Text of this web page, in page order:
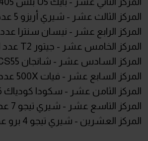
المركز الثالث عشر - شيري أريزو 5 عدد 396 سيارة
المركز الرابع عشر - نيسان سنترا عدد 386 سيارة
المركز الخامس عشر - جيتور T2 عدد 381 سيارة
المركز السادس عشر - شانجان CS55 بلس 359 سيارة
المركز السابع عشر - فيات 500X عدد 358 سيارة
المركز الثامن عشر - سكودا كودياك 326 سيارة
المركز التاسع عشر - شيري تيجو 7 عدد 311 سيارة
المركز العشرين - شيري تيجو 4 برو عدد 298 سيارة